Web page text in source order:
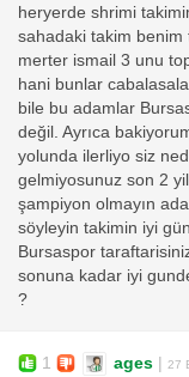
heryerde shrimi
sahadaki takim benim
merter ismail 3 unu
hani bunlar
bile bu adamlar
değil. Ayrıca
yolunda ilerliyo siz
gelmiyosunuz son 2
şampiyon olmayın
söyleyin takimin iyi
Bursaspor
sonuna kadar iyi
?
1 ages | 27